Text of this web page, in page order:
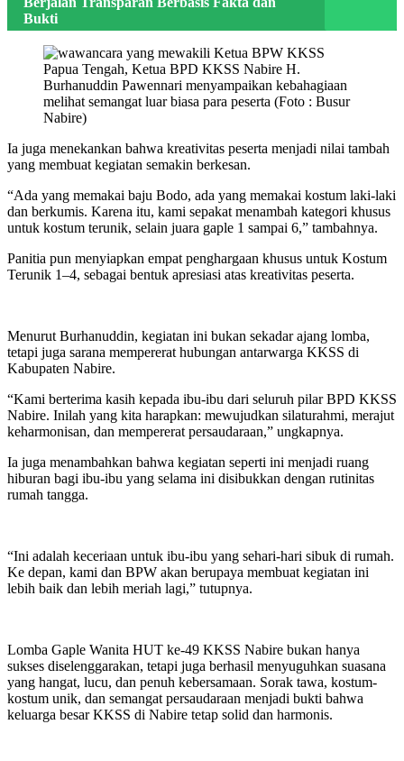
Bukti
Ia juga menekankan bahwa kreativitas peserta menjadi nilai tambah
yang membuat kegiatan semakin berkesan.
“Ada yang memakai baju Bodo, ada yang memakai kostum laki-laki
dan berkumis. Karena itu, kami sepakat menambah kategori khusus
untuk kostum terunik, selain juara gaple 1 sampai 6,” tambahnya.
Panitia pun menyiapkan empat penghargaan khusus untuk Kostum
Terunik 1–4, sebagai bentuk apresiasi atas kreativitas peserta.
Menurut Burhanuddin, kegiatan ini bukan sekadar ajang lomba,
tetapi juga sarana mempererat hubungan antarwarga KKSS di
Kabupaten Nabire.
“Kami berterima kasih kepada ibu-ibu dari seluruh pilar BPD KKSS
Nabire. Inilah yang kita harapkan: mewujudkan silaturahmi, merajut
keharmonisan, dan mempererat persaudaraan,” ungkapnya.
Ia juga menambahkan bahwa kegiatan seperti ini menjadi ruang
hiburan bagi ibu-ibu yang selama ini disibukkan dengan rutinitas
rumah tangga.
“Ini adalah keceriaan untuk ibu-ibu yang sehari-hari sibuk di rumah.
Ke depan, kami dan BPW akan berupaya membuat kegiatan ini
lebih baik dan lebih meriah lagi,” tutupnya.
Lomba Gaple Wanita HUT ke-49 KKSS Nabire bukan hanya
sukses diselenggarakan, tetapi juga berhasil menyuguhkan suasana
yang hangat, lucu, dan penuh kebersamaan. Sorak tawa, kostum-
kostum unik, dan semangat persaudaraan menjadi bukti bahwa
keluarga besar KKSS di Nabire tetap solid dan harmonis.